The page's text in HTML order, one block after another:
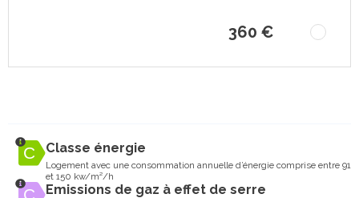
360 €
Classe énergie
Logement avec une consommation annuelle d’énergie comprise entre 91
et 150 kw/m²/h
Emissions de gaz à effet de serre